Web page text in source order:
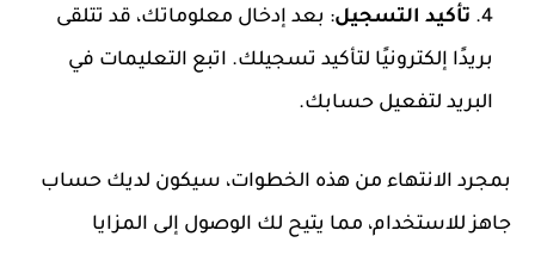
تأكيد التسجيل: بعد إدخال معلوماتك، قد تتلقى
بريدًا إلكترونيًا لتأكيد تسجيلك. اتبع التعليمات في
البريد لتفعيل حسابك.
بمجرد الانتهاء من هذه الخطوات، سيكون لديك حساب
جاهز للاستخدام، مما يتيح لك الوصول إلى المزايا